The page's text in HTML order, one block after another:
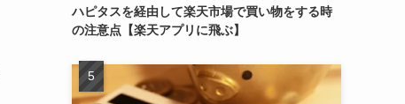
ハピタスを経由して楽天市場で買い物をする時
の注意点【楽天アプリに飛ぶ】